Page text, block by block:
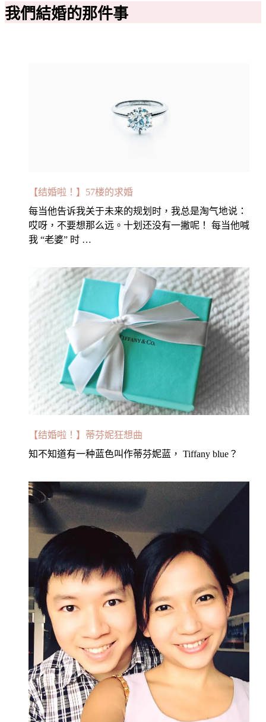
我們結婚的那件事
【结婚啦！】57楼的求婚
每当他告诉我关于未来的规划时，我总是淘气地说：
哎呀，不要想那么远。十划还没有一撇呢！ 每当他喊
我 “老婆” 时 …
【结婚啦！】蒂芬妮狂想曲
知不知道有一种蓝色叫作蒂芬妮蓝， Tiffany blue？